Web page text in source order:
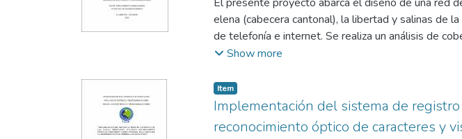
que actualmente se cuenta con tecnología cdma
por lo tanto la implementación de la tecnología
actualizar la infraestructura existente
elena (cabecera cantonal), la libertad y salinas de
de telefonía e internet. Se realiza un análisis de
transmisión, potencia de recepción, pérdidas de
tecnología actual con la cuarta generación para
métodos analítico-sintético, deductivo-inductivo,
para diseñar la red en software radio mobile e
llegar a 4g. Debido a que las exigencias del
Show more
Item
Implementación del sistema de
reconocimiento óptico de caracteres y